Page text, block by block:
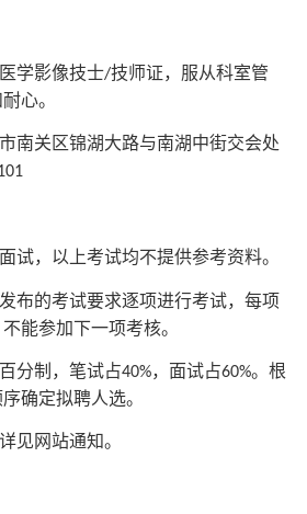
学影像技士/技师证，服从科室管
心。
南关区锦湖大路与南湖中街交会处
试，以上考试均不提供参考资料。
布的考试要求逐项进行考试，每项
能参加下一项考核。
分制，笔试占40%，面试占60%。根
确定拟聘人选。
见网站通知。